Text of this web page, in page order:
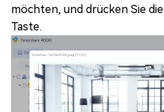
möchten, und drücken Sie die
Taste.